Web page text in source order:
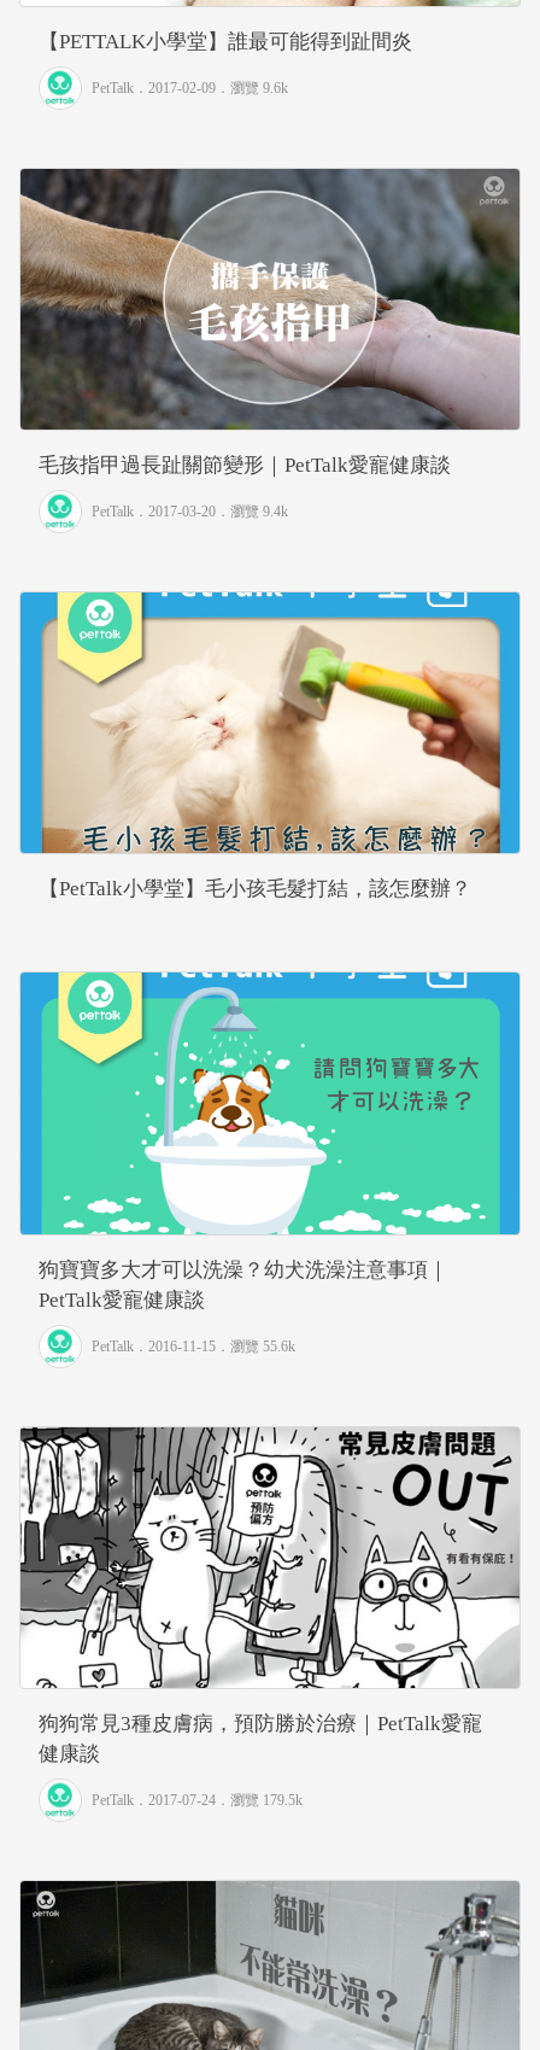
【PETTALK小學堂】誰最可能得到趾間炎
PetTalk ．2017-02-09． 瀏覽 9.6k
毛孩指甲過長趾關節變形｜PetTalk愛寵健康談
PetTalk ．2017-03-20． 瀏覽 9.4k
【PetTalk小學堂】毛小孩毛髮打結，該怎麼辦？
狗寶寶多大才可以洗澡？幼犬洗澡注意事項｜
PetTalk愛寵健康談
PetTalk ．2016-11-15． 瀏覽 55.6k
狗狗常見3種皮膚病，預防勝於治療｜PetTalk愛寵
健康談
PetTalk ．2017-07-24． 瀏覽 179.5k